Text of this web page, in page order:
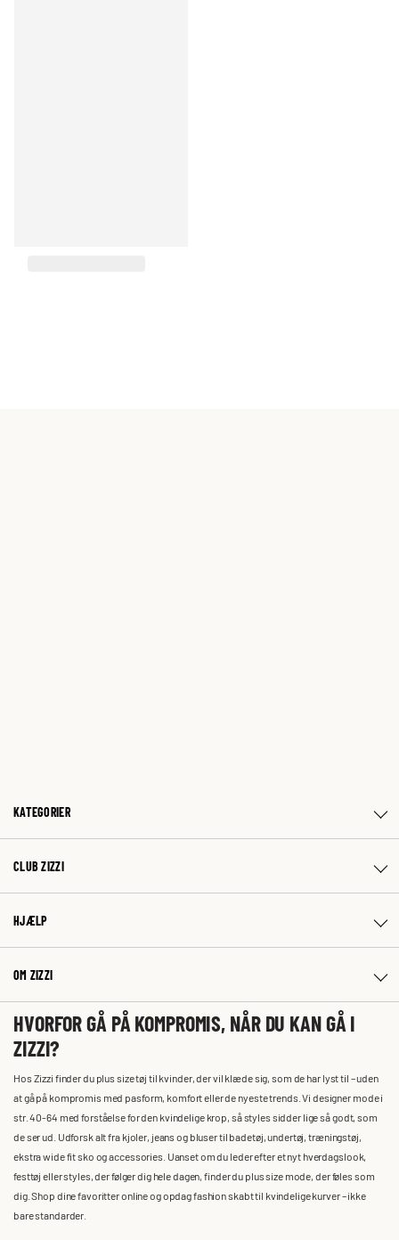
KATEGORIER
CLUB ZIZZI
HJÆLP
OM ZIZZI
HVORFOR GÅ PÅ KOMPROMIS, NÅR DU KAN GÅ I
ZIZZI?
Hos Zizzi finder du plus size tøj til kvinder, der vil klæde sig, som de har lyst til – uden
at gå på kompromis med pasform, komfort eller de nyeste trends. Vi designer mode i
str. 40-64 med forståelse for den kvindelige krop, så styles sidder lige så godt, som
de ser ud. Udforsk alt fra kjoler, jeans og bluser til badetøj, undertøj, træningstøj,
ekstra wide fit sko og accessories. Uanset om du leder efter et nyt hverdagslook,
festtøj eller styles, der følger dig hele dagen, finder du plus size mode, der føles som
dig. Shop dine favoritter online og opdag fashion skabt til kvindelige kurver – ikke
bare standarder.